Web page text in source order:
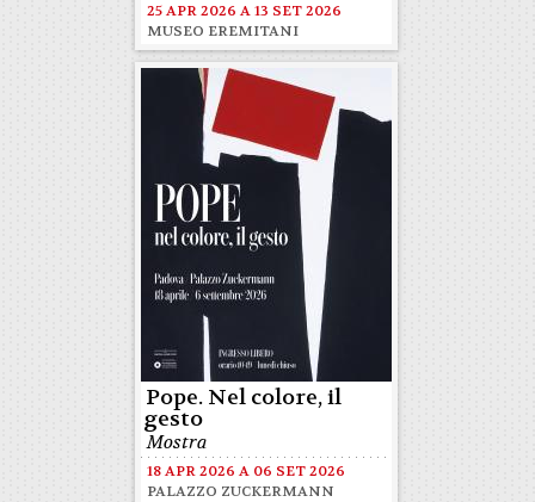
25 APR 2026 A13 SET 2026
MUSEO EREMITANI
Pope. Nel colore, il
gesto
Mostra
18 APR 2026 A 06 SET 2026
PALAZZO ZUCKERMANN